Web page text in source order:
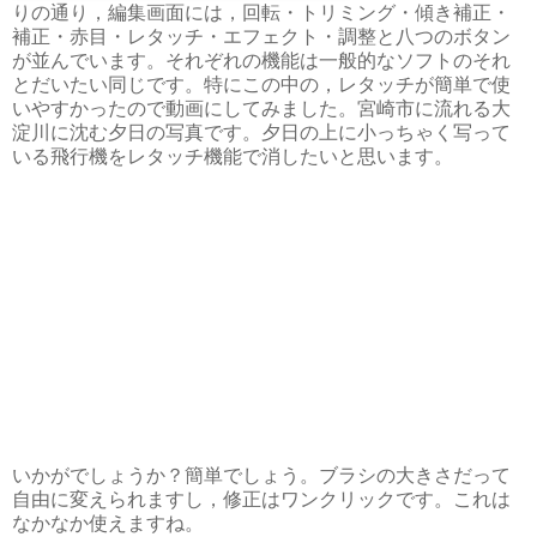
りの通り，編集画面には，回転・トリミング・傾き補正・
補正・赤目・レタッチ・エフェクト・調整と八つのボタン
が並んでいます。それぞれの機能は一般的なソフトのそれ
とだいたい同じです。特にこの中の，レタッチが簡単で使
いやすかったので動画にしてみました。宮崎市に流れる大
淀川に沈む夕日の写真です。夕日の上に小っちゃく写って
いる飛行機をレタッチ機能で消したいと思います。
いかがでしょうか？簡単でしょう。ブラシの大きさだって
自由に変えられますし，修正はワンクリックです。これは
なかなか使えますね。